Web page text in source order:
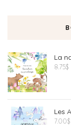
La
8.75$
Les
7.00$